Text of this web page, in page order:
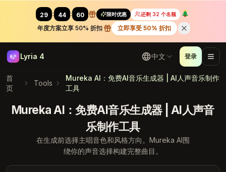
29 : 42 : 88 限时优惠 还剩 32 个名额
年度方案立享 50% 折扣 立即享受 50% 折扣
Lyria 4 中文 登录
首
页
Tools
Mureka AI：免费AI音乐生成器 | AI人声音乐制作
工具
Mureka AI：免费AI音乐生成器 | AI人声音
乐制作工具
在生成前选择主唱音色和风格方向。Mureka AI围
绕你的声音选择构建完整曲目。